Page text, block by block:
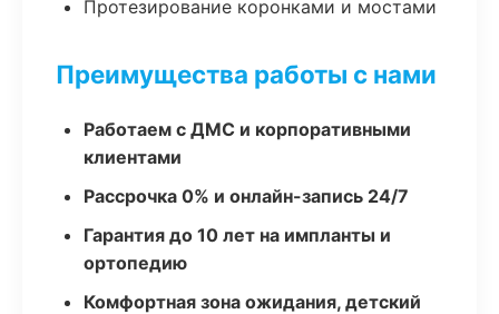
Протезирование коронками и мостами
Преимущества работы с нами
Работаем с ДМС и корпоративными
клиентами
Рассрочка 0% и онлайн-запись 24/7
Гарантия до 10 лет на импланты и
ортопедию
Комфортная зона ожидания, детский